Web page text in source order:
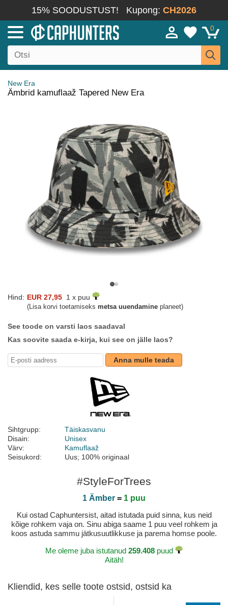
15% SOODUSTUST! Kupong: CH2026
0
New Era
Ämbrid kamuflaaž Tapered New Era
Hind: EUR 27,95 1 x puu
(Lisa korvi toetamiseks metsa uuendamine planeet)
See toode on varsti laos saadaval
Kas soovite saada e-kirja, kui see on jälle laos?
Anna mulle teada
Sihtgrupp:
Täiskasvanu
Disain:
Unisex
Värv:
Kamuflaaž
Seisukord:
Uus; 100% originaal
#StyleForTrees
1 Ämber = 1 puu
Kui ostad Caphuntersist, aitad istutada puid sinna, kus neid
kõige rohkem vaja on. Sinu abiga saame 1 puu veel rohkem ja
koos astuda sammu jätkusuutlikkuse ja parema homse poole.
Me oleme juba istutanud 259.408 puud
Aitäh!
Kliendid, kes selle toote ostsid, ostsid ka